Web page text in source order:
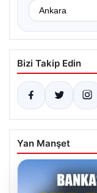
Bizi Takip Edin
Yan Manşet